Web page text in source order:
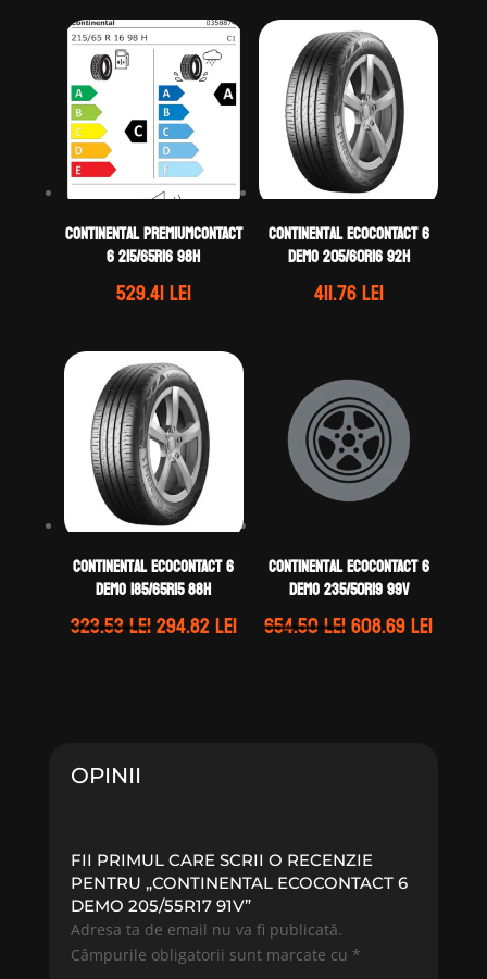
Continental PREMIUMCONTACT
6 215/65R16 98H
529.41lei
Continental ECOCONTACT 6
DEMO 205/60R16 92H
411.76lei
Continental ECOCONTACT 6
DEMO 185/65R15 88H
323.53leiPrețul
294.82leiPrețul
Continental ECOCONTACT 6
DEMO 235/50R19 99V
654.50leiPrețul
608.69leiPrețul
OPINII
FII PRIMUL CARE SCRII O RECENZIE
PENTRU „CONTINENTAL ECOCONTACT 6
DEMO 205/55R17 91V”
Adresa ta de email nu va fi publicată.
Câmpurile obligatorii sunt marcate cu *